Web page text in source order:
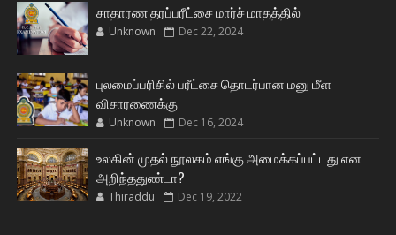
சாதாரண தரப்பரீட்சை மார்ச் மாதத்தில்
Unknown Dec 22, 2024
புலமைப்பரிசில் பரீட்சை தொடர்பான மனு மீள
விசாரணைக்கு
Unknown Dec 16, 2024
உலகின் முதல் நூலகம் எங்கு அமைக்கப்பட்டது என
அறிந்ததுண்டா?
Thiraddu Dec 19, 2022